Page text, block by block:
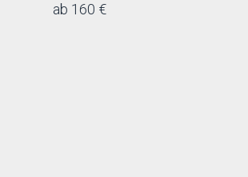
ab 160 €